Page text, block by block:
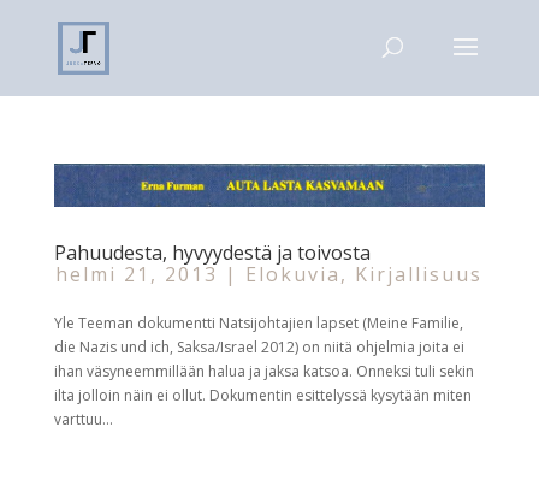
Pahuudesta, hyvyydestä ja toivosta
helmi 21, 2013 | Elokuvia, Kirjallisuus
Yle Teeman dokumentti Natsijohtajien lapset (Meine Familie,
die Nazis und ich, Saksa/Israel 2012) on niitä ohjelmia joita ei
ihan väsyneemmillään halua ja jaksa katsoa. Onneksi tuli sekin
ilta jolloin näin ei ollut. Dokumentin esittelyssä kysytään miten
varttuu...